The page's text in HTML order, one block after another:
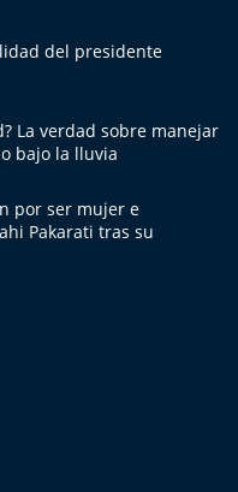
del presidente
La verdad sobre manejar
bajo la lluvia
por ser mujer e
Pakarati tras su